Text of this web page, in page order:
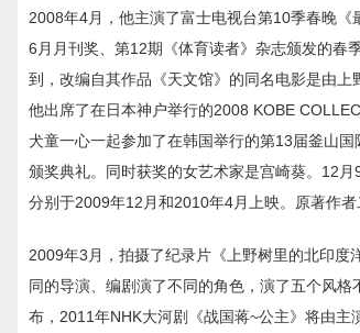
2008年4月，他主演了富士电视台第10季春晚
6月月刊奖、第12期《体育读者》杂志颁发的春
到，改编自其作品《天文馆》的同名电影是由
他出席了在日本神户举行的2008 KOBE
犬童一心一起参加了在韩国举行的第13届釜山
颁奖典礼。同时获奖的女艺术家是宫崎葵。12
分别于2009年12月和2010年4月上映。原著作
2009年3月，拍摄了纪录片《上野树里的北印度
同的导演、编剧演了不同的角色，演了五个风
布，2011年NHK大河剧《战国蒋~公主》将由主